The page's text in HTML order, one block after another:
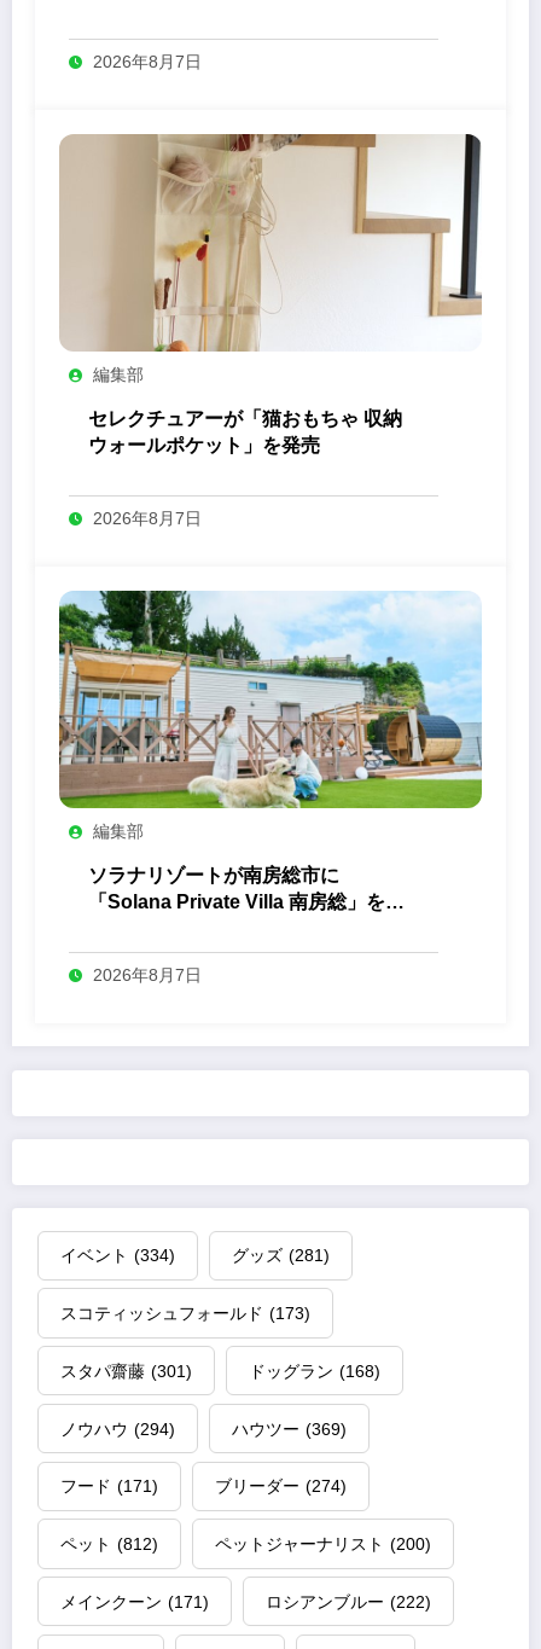
2026年8月7日
編集部
セレクチュアーが「猫おもちゃ 収納
ウォールポケット」を発売
2026年8月7日
編集部
ソラナリゾートが南房総市に
「Solana Private Villa 南房総」を開
2026年8月7日
イベント (334) グッズ (281)
スコティッシュフォールド (173)
スタパ齋藤 (301) ドッグラン (168)
ノウハウ (294) ハウツー (369)
フード (171) ブリーダー (274)
ペット (812) ペットジャーナリスト (200)
メインクーン (171) ロシアンブルー (222)